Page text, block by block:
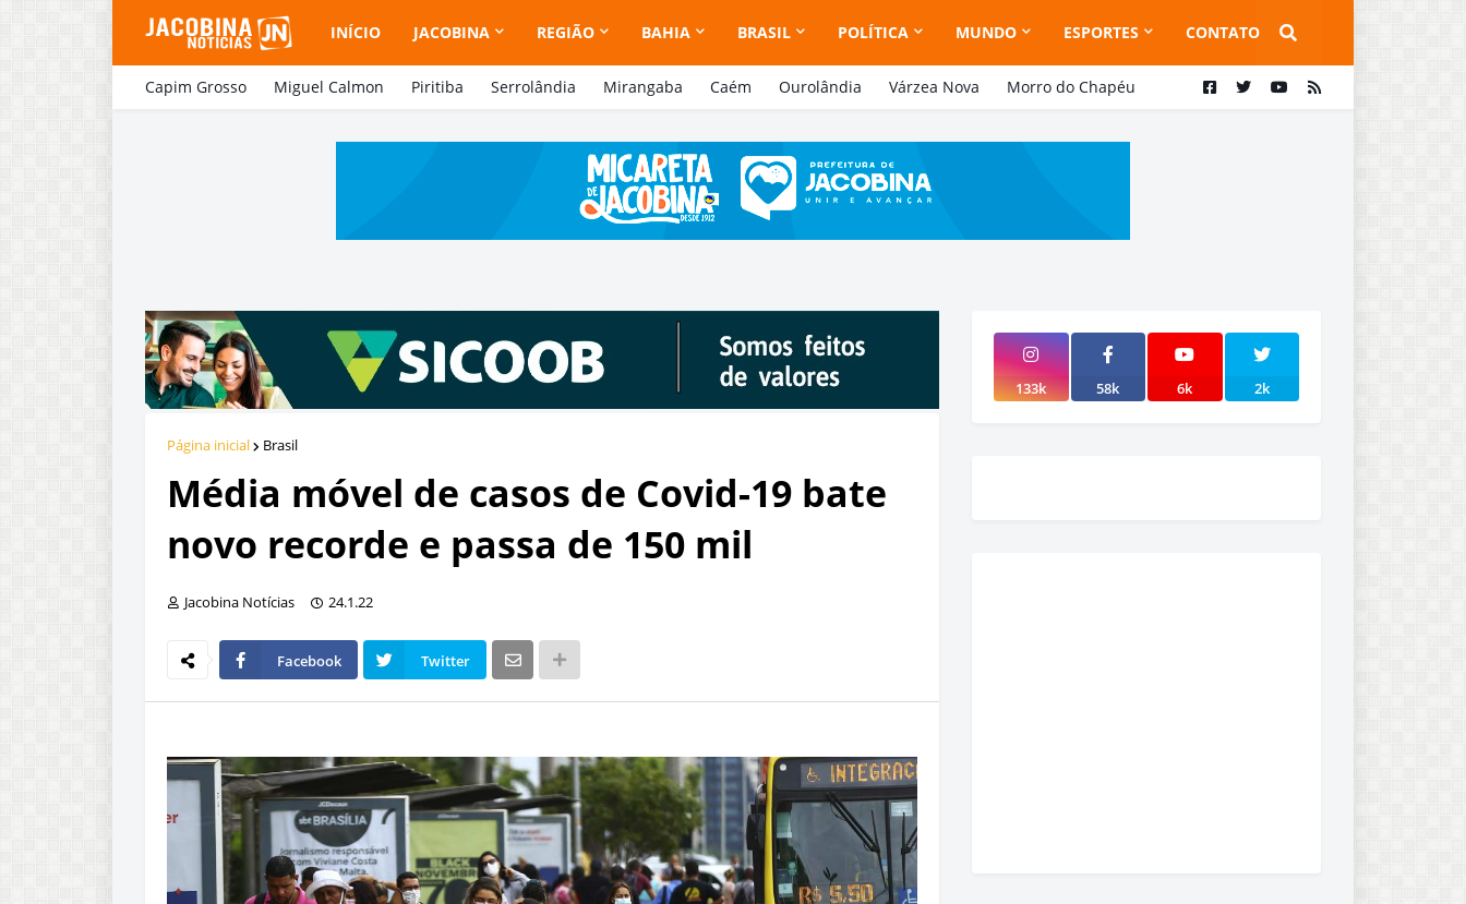
INÍCIO JACOBINA REGIÃO BAHIA BRASIL POLÍTICA MUNDO ESPORTES CONTATO
Capim Grosso Miguel Calmon Piritiba Serrolândia Mirangaba Caém Ourolândia Várzea Nova Morro do Chapéu
Página inicial Brasil
Média móvel de casos de Covid-19 bate
novo recorde e passa de 150 mil
Jacobina Notícias 24.1.22
Facebook Twitter
133k 58k 6k 2k